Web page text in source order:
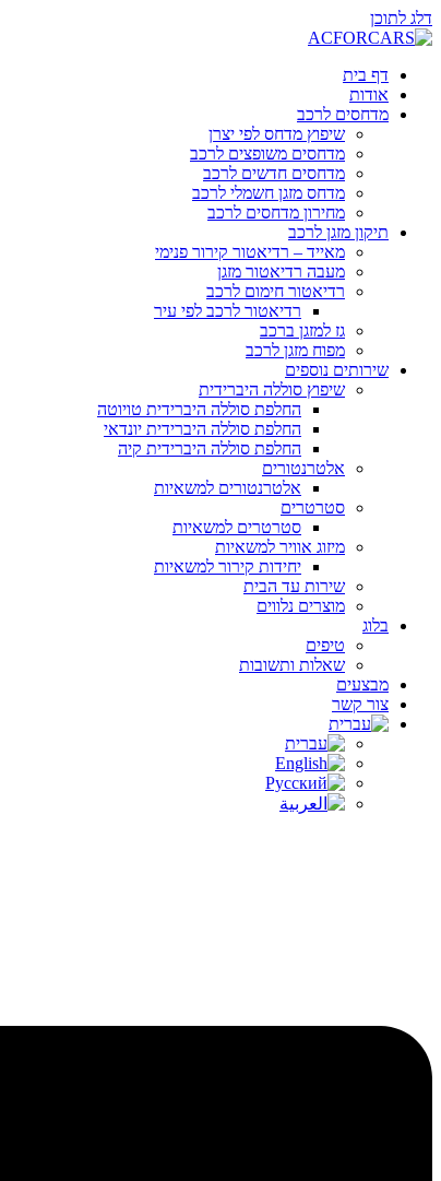
דלג לתוכן
דף בית
אודות
מדחסים לרכב
שיפוץ מדחס לפי יצרן
מדחסים משופצים לרכב
מדחסים חדשים לרכב
מדחס מזגן חשמלי לרכב
מחירון מדחסים לרכב
תיקון מזגן לרכב
מאייד – רדיאטור קירור פנימי
מעבה רדיאטור מזגן
רדיאטור חימום לרכב
רדיאטור לרכב לפי עיר
גז למזגן ברכב
מפוח מזגן לרכב
שירותים נוספים
שיפוץ סוללה היברידית
החלפת סוללה היברידית טויוטה
החלפת סוללה היברידית יונדאי
החלפת סוללה היברידית קיה
אלטרנטורים
אלטרנטורים למשאיות
סטרטרים
סטרטרים למשאיות
מיזוג אוויר למשאיות
יחידות קירור למשאיות
שירות עד הבית
מוצרים נלווים
בלוג
טיפים
שאלות ותשובות
מבצעים
צור קשר